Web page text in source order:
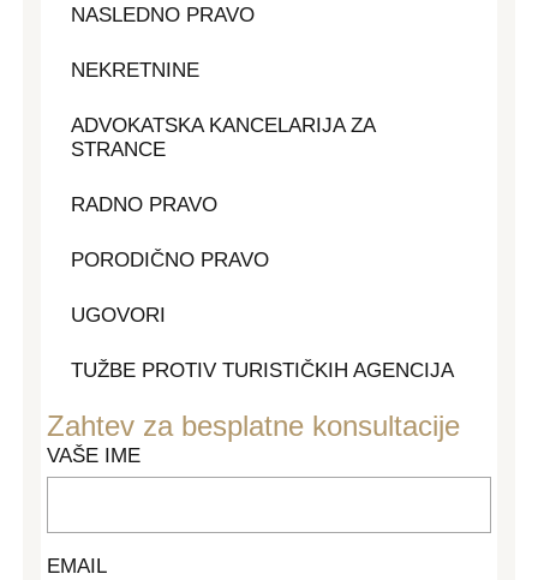
NASLEDNO PRAVO
NEKRETNINE
ADVOKATSKA KANCELARIJA ZA
STRANCE
RADNO PRAVO
PORODIČNO PRAVO
UGOVORI
TUŽBE PROTIV TURISTIČKIH AGENCIJA
Zahtev za besplatne konsultacije
VAŠE IME
EMAIL